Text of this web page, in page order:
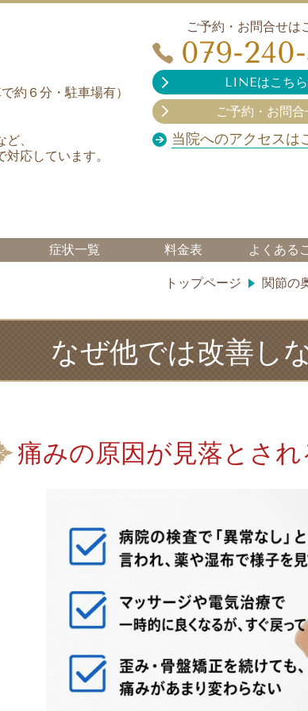
約６分・駐車場有）
、
対応しています。
ご予約・お問合せは
079-
LINEはこちら
ご予約・お問合
当院へのアクセスは
症状一覧 料金表 よくある
トップページ 関節の
なぜ他では改善し
痛みの原因が見落とさ